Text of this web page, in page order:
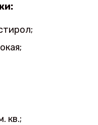
кв.;